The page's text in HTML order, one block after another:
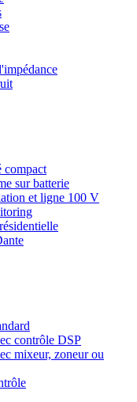
compact
sur batterie
et ligne 100 V
contrôle DSP
mixeur, zoneur ou